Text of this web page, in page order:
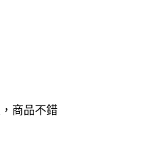
商品不錯